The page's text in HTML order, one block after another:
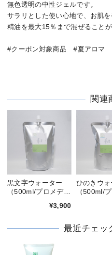
無色透明の中性ジェルです。
サラリとした使い心地で、お肌を
精油を最大15％まで混ぜることが
#クーポン対象商品 #夏アロマ
関連
黒文字ウォーター
（500ml/プロメディ
¥3,900
ひのきウォ
（500ml/
最近チェッ